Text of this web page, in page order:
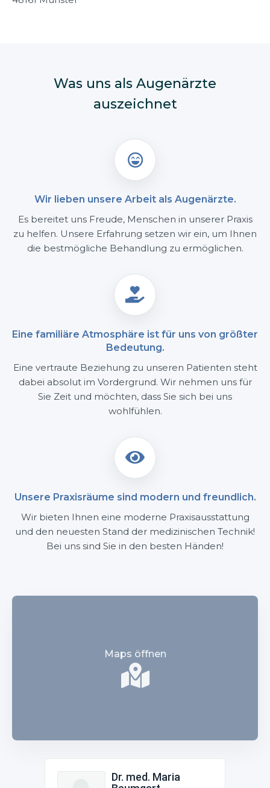
Was uns als Augenärzte
auszeichnet

Wir lieben unsere Arbeit als Augenärzte.
Es bereitet uns Freude, Menschen in unserer Praxis
zu helfen. Unsere Erfahrung setzen wir ein, um Ihnen
die bestmögliche Behandlung zu ermöglichen.

Eine familiäre Atmosphäre ist für uns von größter
Bedeutung.
Eine vertraute Beziehung zu unseren Patienten steht
dabei absolut im Vordergrund. Wir nehmen uns für
Sie Zeit und möchten, dass Sie sich bei uns
wohlfühlen.

Unsere Praxisräume sind modern und freundlich.
Wir bieten Ihnen eine moderne Praxisausstattung
und den neuesten Stand der medizinischen Technik!
Bei uns sind Sie in den besten Händen!
Maps öffnen
